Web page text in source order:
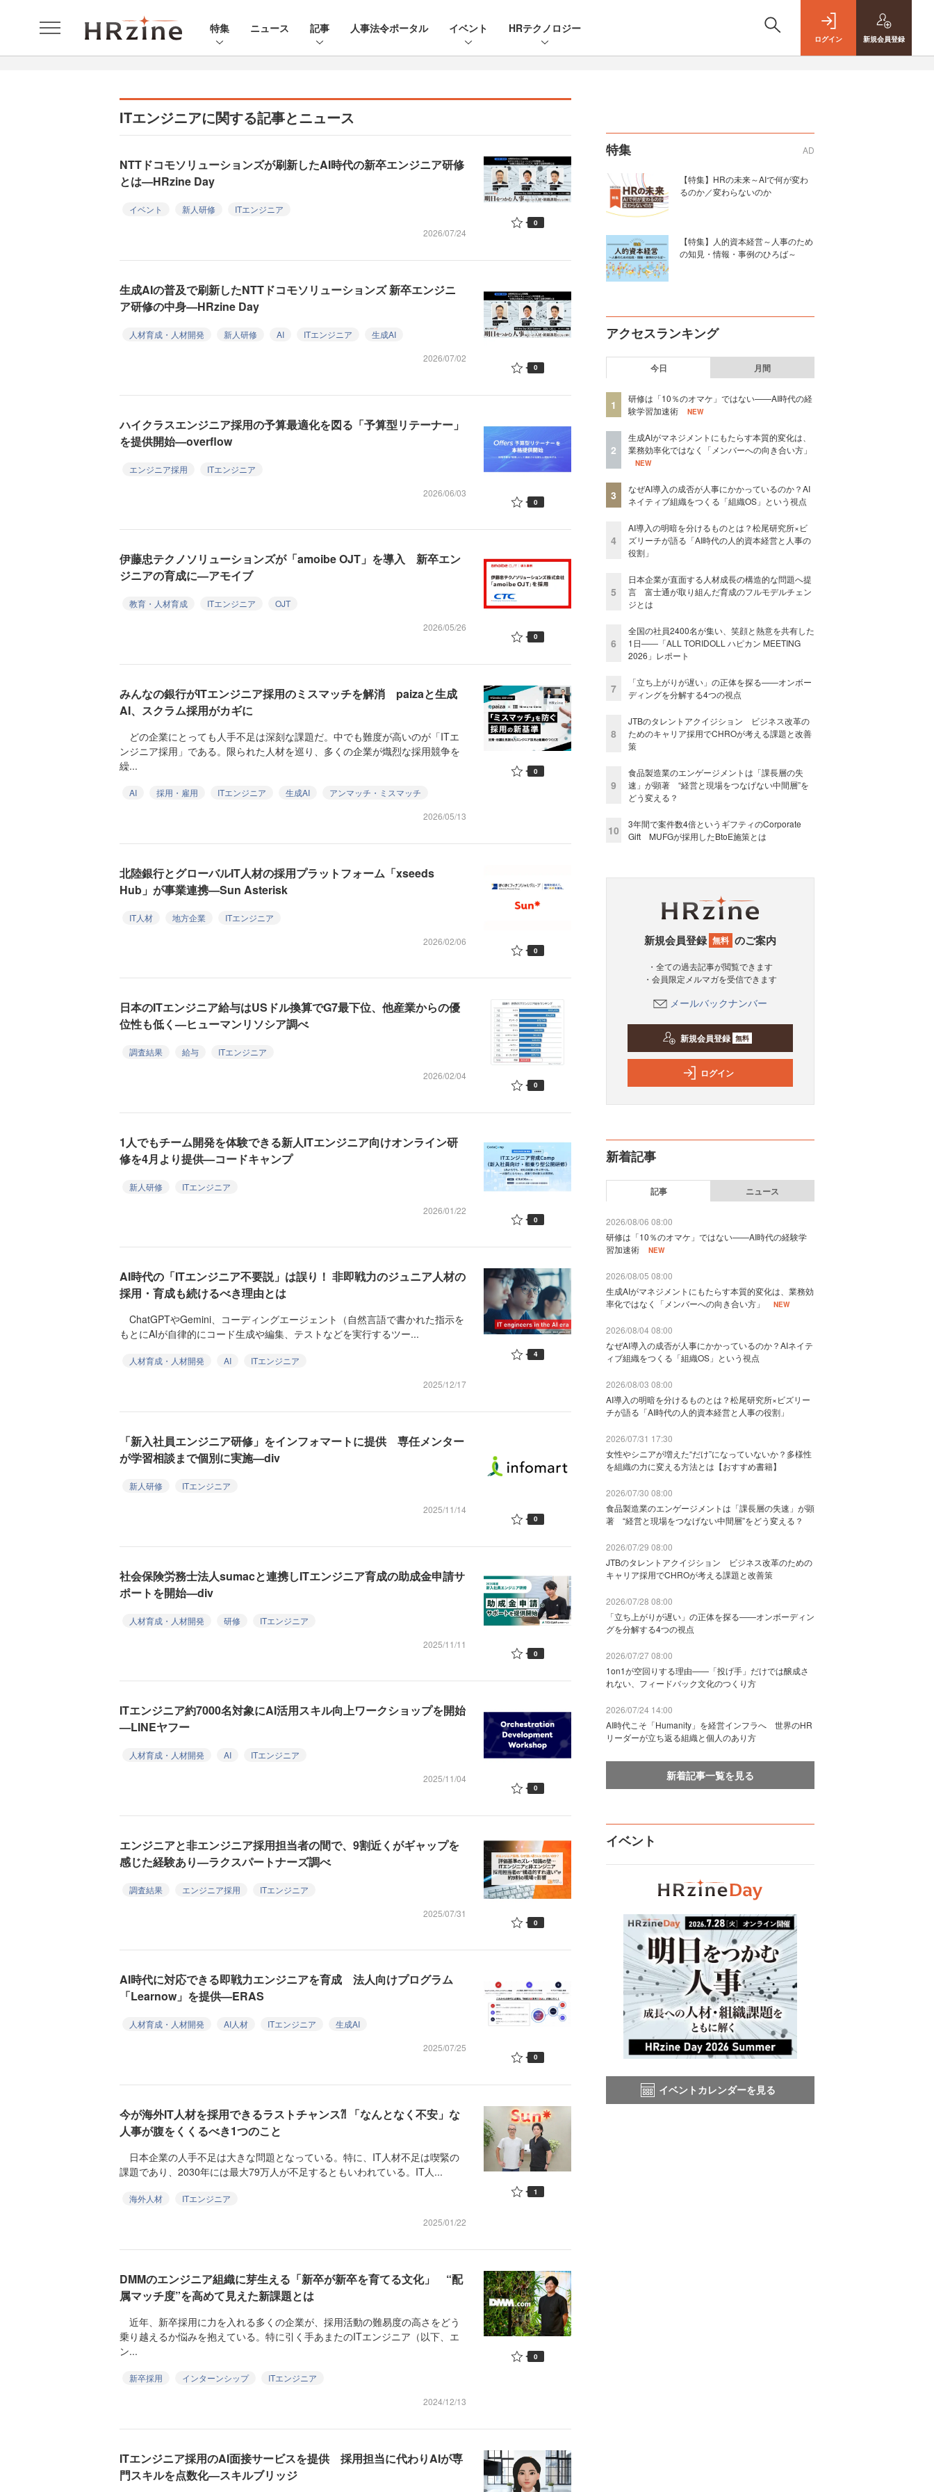
特集 ニュース 記事 人事法令ポータル イベント HRテクノロジー
ログイン 新規会員登録
ITエンジニアに関する記事とニュース
NTTドコモソリューションズが刷新したAI時代の新卒エンジニア研修
とは—HRzine Day
イベント 新人研修
ITエンジニア
2026/07/24
0
生成AIの普及で刷新したNTTドコモソリューションズ 新卒エンジニ
ア研修の中身—HRzine Day
人材育成・人材開発 新人研修 AI ITエンジニア
生成AI
2026/07/02
0
ハイクラスエンジニア採用の予算最適化を図る「予算型リテーナー」
を提供開始—overflow
エンジニア採用
ITエンジニア
2026/06/03
0
伊藤忠テクノソリューションズが「amoibe OJT」を導入 新卒エン
ジニアの育成に—アモイブ
教育・人材育成 ITエンジニア
OJT
2026/05/26
0
みんなの銀行がITエンジニア採用のミスマッチを解消 paizaと生成
AI、スクラム採用がカギに
どの企業にとっても人手不足は深刻な課題だ。中でも難度が高いのが「ITエ
ンジニア採用」である。限られた人材を巡り、多くの企業が熾烈な採用競争を
繰...
AI 採用・雇用 ITエンジニア 生成AI
アンマッチ・ミスマッチ
2026/05/13
0
北陸銀行とグローバルIT人材の採用プラットフォーム「xseeds
Hub」が事業連携—Sun Asterisk
IT人材 地方企業
ITエンジニア
2026/02/06
0
日本のITエンジニア給与はUSドル換算でG7最下位、他産業からの優
位性も低く—ヒューマンリソシア調べ
調査結果 給与
ITエンジニア
2026/02/04
0
1人でもチーム開発を体験できる新人ITエンジニア向けオンライン研
修を4月より提供—コードキャンプ
新人研修
ITエンジニア
2026/01/22
0
AI時代の「ITエンジニア不要説」は誤り！ 非即戦力のジュニア人材の
採用・育成も続けるべき理由とは
ChatGPTやGemini、コーディングエージェント（自然言語で書かれた指示を
もとにAIが自律的にコード生成や編集、テストなどを実行するツー...
人材育成・人材開発 AI
ITエンジニア
2025/12/17
4
「新入社員エンジニア研修」をインフォマートに提供 専任メンター
が学習相談まで個別に実施—div
新人研修
ITエンジニア
2025/11/14
0
社会保険労務士法人sumacと連携しITエンジニア育成の助成金申請サ
ポートを開始—div
人材育成・人材開発 研修
ITエンジニア
2025/11/11
0
ITエンジニア約7000名対象にAI活用スキル向上ワークショップを開始
—LINEヤフー
人材育成・人材開発 AI
ITエンジニア
2025/11/04
0
エンジニアと非エンジニア採用担当者の間で、9割近くがギャップを
感じた経験あり—ラクスパートナーズ調べ
調査結果 エンジニア採用
ITエンジニア
2025/07/31
0
AI時代に対応できる即戦力エンジニアを育成 法人向けプログラム
「Learnow」を提供—ERAS
人材育成・人材開発 AI人材 ITエンジニア
生成AI
2025/07/25
0
今が海外IT人材を採用できるラストチャンス⁈ 「なんとなく不安」な
人事が腹をくくるべき1つのこと
日本企業の人手不足は大きな問題となっている。特に、IT人材不足は喫緊の
課題であり、2030年には最大79万人が不足するともいわれている。IT人...
海外人材
ITエンジニア
2025/01/22
1
DMMのエンジニア組織に芽生える「新卒が新卒を育てる文化」 “配
属マッチ度”を高めて見えた新課題とは
近年、新卒採用に力を入れる多くの企業が、採用活動の難易度の高さをどう
乗り越えるか悩みを抱えている。特に引く手あまたのITエンジニア（以下、エ
ン...
新卒採用 インターンシップ
ITエンジニア
2024/12/13
0
ITエンジニア採用のAI面接サービスを提供 採用担当に代わりAIが専
門スキルを点数化—スキルブリッジ
特集 AD
【特集】HRの未来～AIで何が変わ
るのか／変わらないのか
【特集】人的資本経営～人事のため
の知見・情報・事例のひろば～
アクセスランキング
今日 月間
1
研修は「10％のオマケ」ではない——AI時代の経
験学習加速術
NEW
2
生成AIがマネジメントにもたらす本質的変化は、
業務効率化ではなく「メンバーへの向き合い方」
NEW
3
なぜAI導入の成否が人事にかかっているのか？AI
ネイティブ組織をつくる「組織OS」という視点
4
AI導入の明暗を分けるものとは？松尾研究所×ビ
ズリーチが語る「AI時代の人的資本経営と人事の
役割」
5
日本企業が直面する人材成長の構造的な問題へ提
言 富士通が取り組んだ育成のフルモデルチェン
ジとは
6
全国の社員2400名が集い、笑顔と熱意を共有した
1日――「ALL TORIDOLL ハピカン MEETING
2026」レポート
7
「立ち上がりが遅い」の正体を探る——オンボー
ディングを分解する4つの視点
8
JTBのタレントアクイジション ビジネス改革の
ためのキャリア採用でCHROが考える課題と改善
策
9
食品製造業のエンゲージメントは「課長層の失
速」が顕著 “経営と現場をつなげない中間層”を
どう変える？
10
3年間で案件数4倍というギフティのCorporate
Gift MUFGが採用したBtoE施策とは
新規会員登録 無料 のご案内
・全ての過去記事が閲覧できます
・会員限定メルマガを受信できます
メールバックナンバー
新規会員登録 無料
ログイン
新着記事
記事 ニュース
2026/08/06 08:00
研修は「10％のオマケ」ではない——AI時代の経験学
習加速術
NEW
2026/08/05 08:00
生成AIがマネジメントにもたらす本質的変化は、業務効
率化ではなく「メンバーへの向き合い方」
NEW
2026/08/04 08:00
なぜAI導入の成否が人事にかかっているのか？AIネイテ
ィブ組織をつくる「組織OS」という視点
2026/08/03 08:00
AI導入の明暗を分けるものとは？松尾研究所×ビズリー
チが語る「AI時代の人的資本経営と人事の役割」
2026/07/31 17:30
女性やシニアが増えた“だけ”になっていないか？多様性
を組織の力に変える方法とは【おすすめ書籍】
2026/07/30 08:00
食品製造業のエンゲージメントは「課長層の失速」が顕
著 “経営と現場をつなげない中間層”をどう変える？
2026/07/29 08:00
JTBのタレントアクイジション ビジネス改革のための
キャリア採用でCHROが考える課題と改善策
2026/07/28 08:00
「立ち上がりが遅い」の正体を探る——オンボーディン
グを分解する4つの視点
2026/07/27 08:00
1on1が空回りする理由——「投げ手」だけでは醸成さ
れない、フィードバック文化のつくり方
2026/07/24 14:00
AI時代こそ「Humanity」を経営インフラへ 世界のHR
リーダーが立ち返る組織と個人のあり方
新着記事一覧を見る
イベント
イベントカレンダーを見る